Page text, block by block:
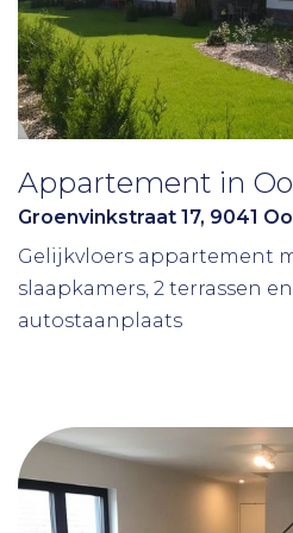
Appartement in
Groenvinkstraat 17, 9041
Gelijkvloers appartement
slaapkamers, 2 terrassen en
autostaanplaats